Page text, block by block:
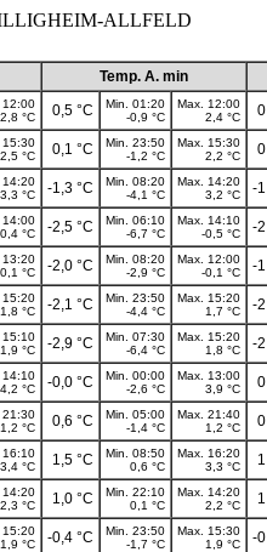
BILLIGHEIM-
Temp. A. min
12:00
2,8 °C
0,5 °C
Min. 01:20
-0,9 °C
Max. 12:00
2,4 °C
15:30
2,5 °C
0,1 °C
Min. 23:50
-1,2 °C
Max. 15:30
2,2 °C
14:20
3,3 °C
-1,3 °C
Min. 08:20
-4,1 °C
Max. 14:20
3,2 °C
-
14:00
°C
-2,5 °C
Min. 06:10
-6,7 °C
Max. 14:10
-0,5 °C
-
13:20
0,1 °C
-2,0 °C
Min. 08:20
-2,9 °C
Max. 12:00
-0,1 °C
-
15:20
1,8 °C
-2,1 °C
Min. 23:50
-4,4 °C
Max. 15:20
1,7 °C
-
15:10
1,9 °C
-2,9 °C
Min. 07:30
-6,4 °C
Max. 15:20
1,8 °C
-
14:10
4,2 °C
-0,0 °C
Min. 00:00
-2,6 °C
Max. 13:00
3,9 °C
21:30
1,2 °C
0,6 °C
Min. 05:00
-1,4 °C
Max. 21:40
1,2 °C
16:10
3,4 °C
1,5 °C
Min. 08:50
0,6 °C
Max. 16:20
3,3 °C
14:20
2,3 °C
1,0 °C
Min. 22:10
0,1 °C
Max. 14:20
2,2 °C
15:20
1,9 °C
-0,4 °C
Min. 23:50
-1,7 °C
Max. 15:30
1,9 °C
-